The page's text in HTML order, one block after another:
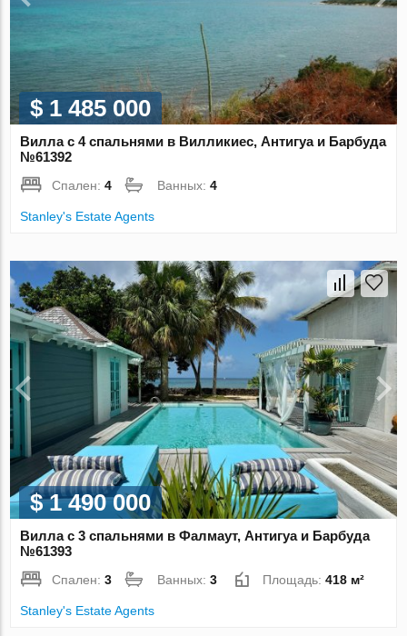
$ 1 485 000
Вилла с 4 спальнями в Вилликиес, Антигуа и Барбуда
№61392
Спален:4 Ванных:4
Stanley's Estate Agents
$ 1 490 000
Вилла с 3 спальнями в Фалмаут, Антигуа и Барбуда
№61393
Спален:3 Ванных:3 Площадь:418 м²
Stanley's Estate Agents